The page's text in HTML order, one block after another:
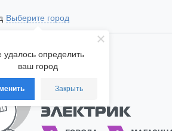
удалось определить
ваш город
Закрыть
Выберите город